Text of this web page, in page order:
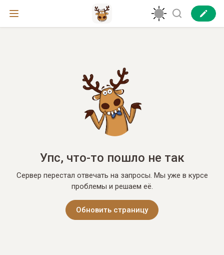
Упс, что-то пошло не так
Сервер перестал отвечать на запросы. Мы уже в курсе
проблемы и решаем её.
Обновить страницу